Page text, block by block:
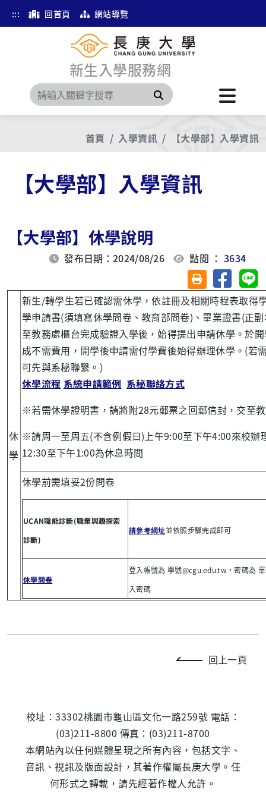
::: 回首頁 網站導覽
新生入學服務網
搜尋
首頁 入學資訊 【大學部】入學資訊
【大學部】入學資訊
【大學部】休學說明
發布日期：2024/08/26 點閱 ：3634
友善列印(另開視
分享至
休
學
新生/轉學生若已確認需休學，依註冊及相關時程表取得
學申請書(須填寫休學問卷、教育部問卷)、畢業證書(正
至教務處櫃台完成驗證入學後，始得提出申請休學。於
成不需費用，開學後申請需付學費後始得辦理休學。(若
可先與系秘聯繫。)
休學流程 系統申請範例 系秘聯絡方式
※若需休學證明書，請將附28元郵票之回郵信封，交至
※請周一至周五(不含例假日)上午9:00至下午4:00來校辦
12:30至下午1:00為休息時間
休學前需填妥2份問卷
UCAN職能診斷(職業興趣探索
診斷)
請參考網址並依照步驟完成即可
休學問卷
登入帳號為 學號@cgu.edu.tw，密碼為
入密碼
回上一頁
校址：33302桃園市龜山區文化一路259號 電話：
(03)211-8800 傳真：(03)211-8700
本網站內以任何媒體呈現之所有內容，包括文字、
音訊、視訊及版面設計，其著作權屬長庚大學。任
何形式之轉載，請先經著作權人允許。